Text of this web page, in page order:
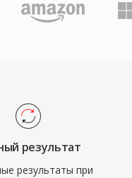
результат
результаты при